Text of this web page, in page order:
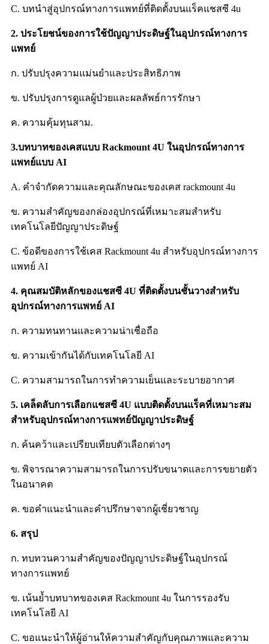
C. บทนำสู่อุปกรณ์ทางการแพทย์ที่ติดตั้งบนแร็คแชสซี 4u
2. ประโยชน์ของการใช้ปัญญาประดิษฐ์ในอุปกรณ์ทางการ
แพทย์
ก. ปรับปรุงความแม่นยำและประสิทธิภาพ
ข. ปรับปรุงการดูแลผู้ป่วยและผลลัพธ์การรักษา
ค. ความคุ้มทุนสาม.
3.บทบาทของเคสแบบ Rackmount 4U ในอุปกรณ์ทางการ
แพทย์แบบ AI
A. คำจำกัดความและคุณลักษณะของเคส rackmount 4u
ข. ความสำคัญของกล่องอุปกรณ์ที่เหมาะสมสำหรับ
เทคโนโลยีปัญญาประดิษฐ์
C. ข้อดีของการใช้เคส Rackmount 4u สำหรับอุปกรณ์ทางการ
แพทย์ AI
4. คุณสมบัติหลักของแชสซี 4U ที่ติดตั้งบนชั้นวางสำหรับ
อุปกรณ์ทางการแพทย์ AI
ก. ความทนทานและความน่าเชื่อถือ
ข. ความเข้ากันได้กับเทคโนโลยี AI
C. ความสามารถในการทำความเย็นและระบายอากาศ
5. เคล็ดลับการเลือกแชสซี 4U แบบติดตั้งบนแร็คที่เหมาะสม
สำหรับอุปกรณ์ทางการแพทย์ปัญญาประดิษฐ์
ก. ค้นคว้าและเปรียบเทียบตัวเลือกต่างๆ
ข. พิจารณาความสามารถในการปรับขนาดและการขยายตัว
ในอนาคต
ค. ขอคำแนะนำและคำปรึกษาจากผู้เชี่ยวชาญ
6. สรุป
ก. ทบทวนความสำคัญของปัญญาประดิษฐ์ในอุปกรณ์
ทางการแพทย์
ข. เน้นย้ำบทบาทของเคส Rackmount 4u ในการรองรับ
เทคโนโลยี AI
C. ขอแนะนำให้ผู้อ่านให้ความสำคัญกับคุณภาพและความ